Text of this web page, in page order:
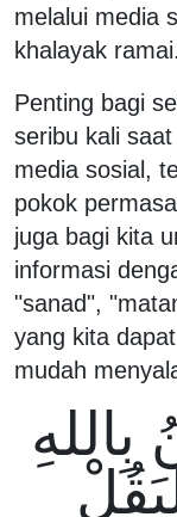
melalui media
khalayak ramai.
Penting bagi
seribu kali
media sosial,
pokok
juga bagi kita
informasi
"sanad",
yang kita
mudah